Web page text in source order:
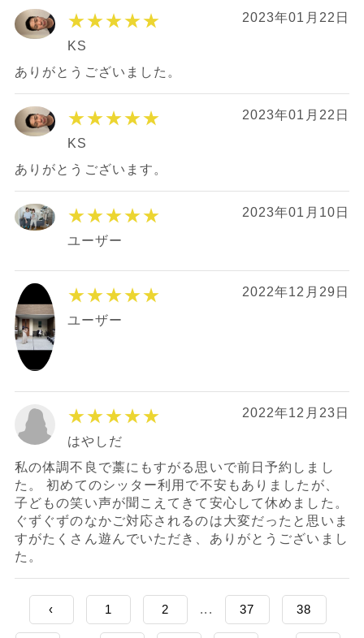
★★★★★ 2023年01月22日
KS
ありがとうございました。
★★★★★ 2023年01月22日
KS
ありがとうございます。
★★★★★ 2023年01月10日
ユーザー
★★★★★ 2022年12月29日
ユーザー
★★★★★ 2022年12月23日
はやしだ
私の体調不良で藁にもすがる思いで前日予約しまし
た。 初めてのシッター利用で不安もありましたが、
子どもの笑い声が聞こえてきて安心して休めました。
ぐずぐずのなかご対応されるのは大変だったと思いま
すがたくさん遊んでいただき、ありがとうございまし
た。
‹ 1 2 ... 37 38